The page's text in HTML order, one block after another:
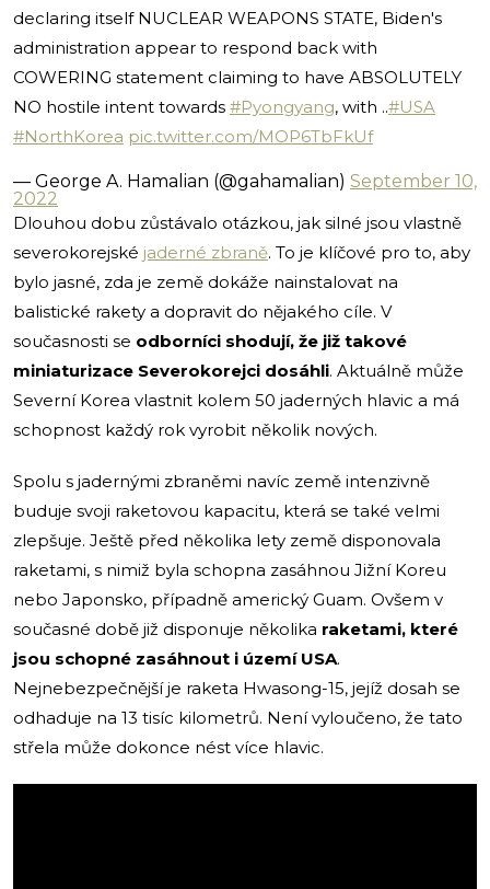
declaring itself NUCLEAR WEAPONS STATE, Biden's
administration appear to respond back with
COWERING statement claiming to have ABSOLUTELY
NO hostile intent towards #Pyongyang, with ..#USA
#NorthKorea pic.twitter.com/MOP6TbFkUf
— George A. Hamalian (@gahamalian) September 10,
2022
Dlouhou dobu zůstávalo otázkou, jak silné jsou vlastně
severokorejské jaderné zbraně. To je klíčové pro to, aby
bylo jasné, zda je země dokáže nainstalovat na
balistické rakety a dopravit do nějakého cíle. V
současnosti se odborníci shodují, že již takové
miniaturizace Severokorejci dosáhli. Aktuálně může
Severní Korea vlastnit kolem 50 jaderných hlavic a má
schopnost každý rok vyrobit několik nových.
Spolu s jadernými zbraněmi navíc země intenzivně
buduje svoji raketovou kapacitu, která se také velmi
zlepšuje. Ještě před několika lety země disponovala
raketami, s nimiž byla schopna zasáhnou Jižní Koreu
nebo Japonsko, případně americký Guam. Ovšem v
současné době již disponuje několika raketami, které
jsou schopné zasáhnout i území USA.
Nejnebezpečnější je raketa Hwasong-15, jejíž dosah se
odhaduje na 13 tisíc kilometrů. Není vyloučeno, že tato
střela může dokonce nést více hlavic.